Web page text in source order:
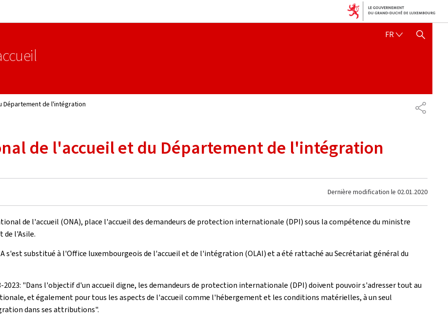
FRFRANÇAIS
AFFICHER / MASQUER
Département de l'intégration
de l'accueil et du Département de l'intégration
Dernière modification le 02.01.2020
de l'accueil (ONA), place l'accueil des demandeurs de protection internationale (DPI) sous la compétence du ministre
de l'Asile.
s'est substitué à l'Office luxembourgeois de l'accueil et de l'intégration (OLAI) et a été rattaché au Secrétariat général du
"Dans l'objectif d'un accueil digne, les demandeurs de protection internationale (DPI) doivent pouvoir s'adresser tout au
et également pour tous les aspects de l'accueil comme l'hébergement et les conditions matérielles, à un seul
dans ses attributions".